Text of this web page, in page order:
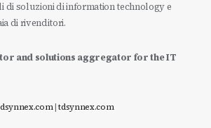
soluzioni di information technology e
di rivenditori.
and solutions aggregator for the IT
|tdsynnex.com